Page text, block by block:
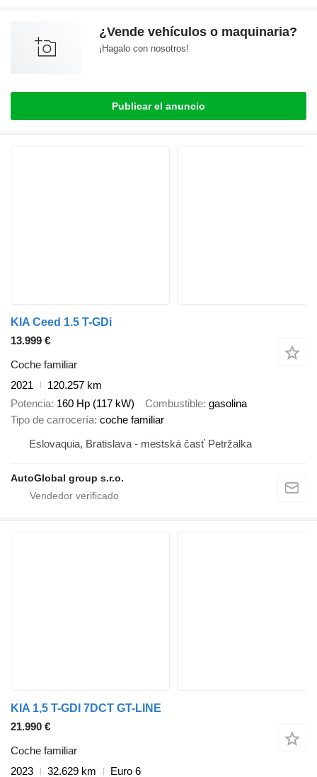
¿Vende vehículos o maquinaria?
¡Hagalo con nosotros!
Publicar el anuncio
KIA Ceed 1.5 T-GDi
13.999 €
Coche familiar
2021
120.257 km
Potencia 160 Hp (117 kW) Combustible gasolina
Tipo de carrocería coche familiar
Eslovaquia, Bratislava - mestská časť Petržalka
AutoGlobal group s.r.o.
KIA 1,5 T-GDI 7DCT GT-LINE
21.990 €
Coche familiar
2023
32.629 km Euro 6